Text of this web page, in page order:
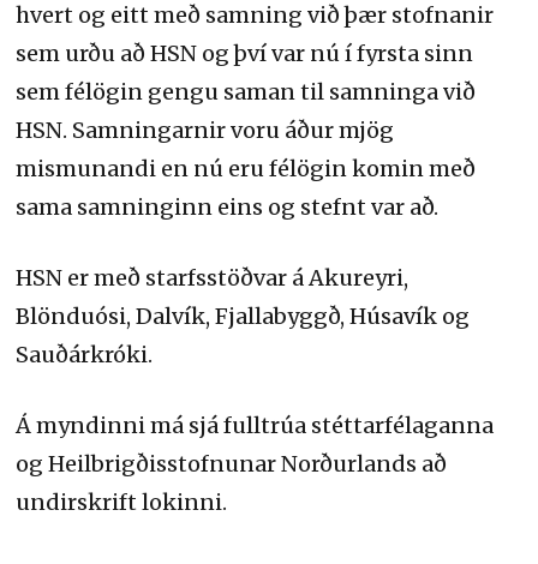
hvert og eitt með samning við þær stofnanir
sem urðu að HSN og því var nú í fyrsta sinn
sem félögin gengu saman til samninga við
HSN. Samningarnir voru áður mjög
mismunandi en nú eru félögin komin með
sama samninginn eins og stefnt var að.
HSN er með starfsstöðvar á Akureyri,
Blönduósi, Dalvík, Fjallabyggð, Húsavík og
Sauðárkróki.
Á myndinni má sjá fulltrúa stéttarfélaganna
og Heilbrigðisstofnunar Norðurlands að
undirskrift lokinni.